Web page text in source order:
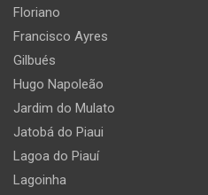
Floriano
Francisco Ayres
Gilbués
Hugo Napoleão
Jardim do Mulato
Jatobá do Piaui
Lagoa do Piauí
Lagoinha